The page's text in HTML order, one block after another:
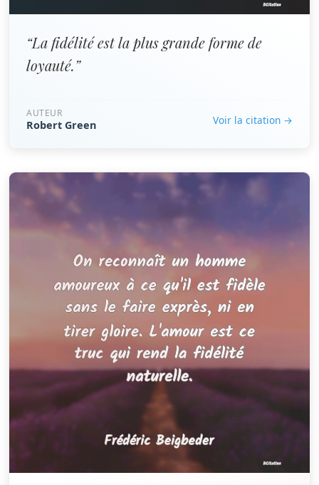
“La fidélité est la plus grande forme de
loyauté.”
AUTEUR
Robert Green Voir la citation →